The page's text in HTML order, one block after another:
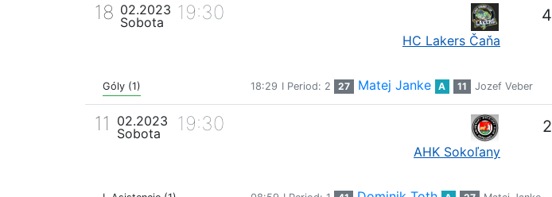
18 02.2023
Sobota
19:30
HC Lakers Čaňa
4
Góly (1) 18:29 I Period: 2 27 Matej Janke A 11 Jozef Veber
11
02.2023
Sobota
19:30
AHK Sokoľany
2